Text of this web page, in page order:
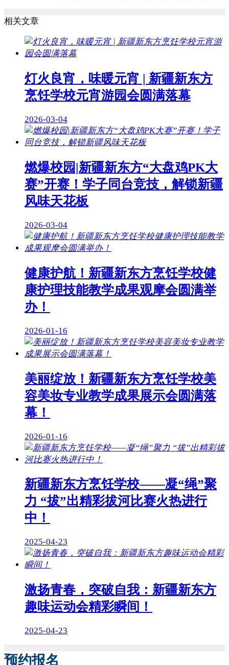
相关文章
灯火良宵，味暖元宵 | 新疆新东方
烹饪学校元宵游园会圆满落幕
2026-03-04
燃爆校园|新疆新东方“大盘鸡PK大
赛”开赛！学子同台竞技，解锁新疆
风味天花板
2026-03-04
健康护航！新疆新东方烹饪学校健
康护理技能教学成果观摩会圆满举
办！
2026-01-16
美丽绽放！新疆新东方烹饪学校美
容美妆专业教学成果展示会圆满落
幕！
2026-01-16
新疆新东方烹饪学校——凝“绳”聚
力 “拔”出精彩拔河比赛火热进行
中！
2025-04-23
激扬青春，突破自我：新疆新东方
趣味运动会精彩瞬间！
2025-04-23
预约报名